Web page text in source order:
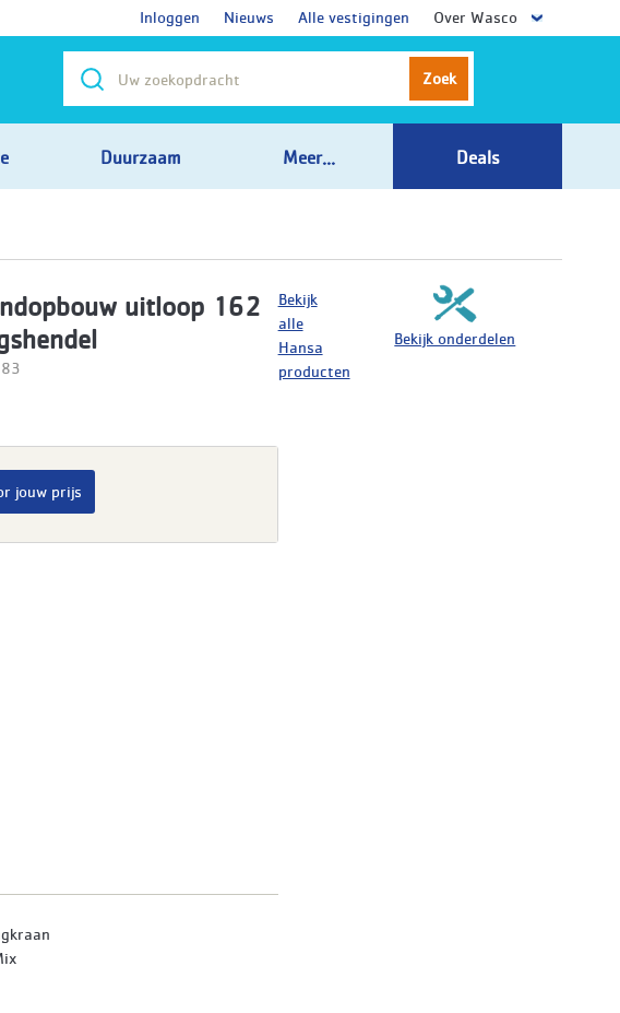
Inloggen Nieuws Alle vestigingen Over Wasco
Zoek
Duurzaam Meer... Deals
uitloop 162
jouw prijs
Bekijk onderdelen
Bekijk
alle
Hansa
producten